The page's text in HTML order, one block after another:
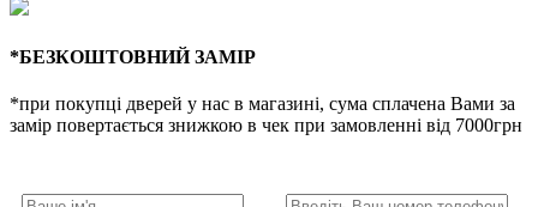
*БЕЗКОШТОВНИЙ ЗАМІР
*при покупці дверей у нас в магазині, сума сплачена Вами за
замір повертається знижкою в чек при замовленні від 7000грн